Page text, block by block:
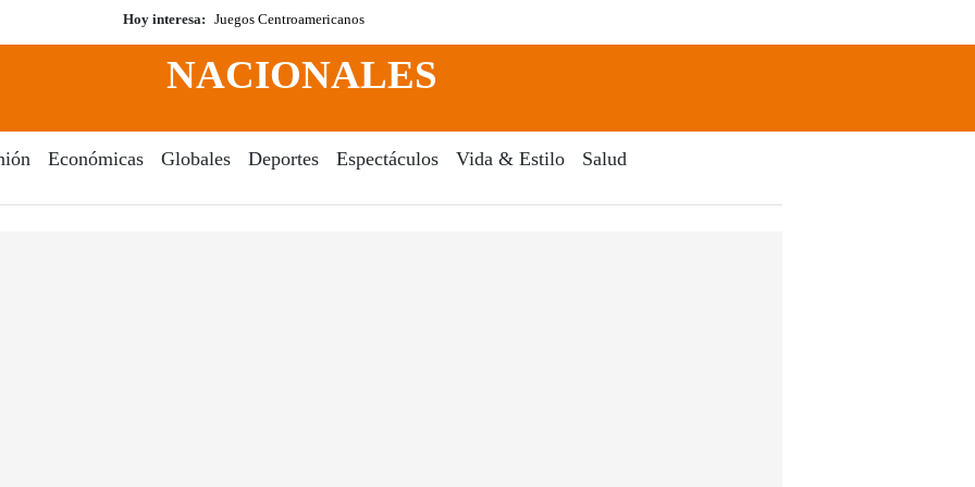
Hoy interesa: Juegos Centroamericanos
Search
NACIONALES
Económicas Globales Deportes Espectáculos Vida & Estilo Salud